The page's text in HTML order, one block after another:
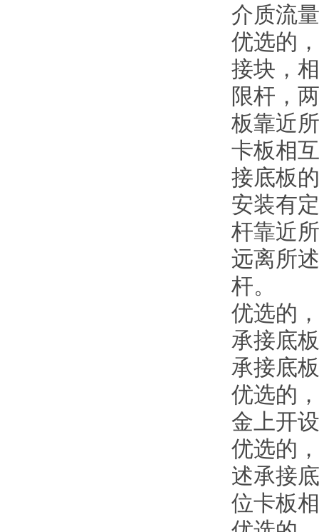
介质流
优选的
接块，
限杆，
板靠近
卡板相
接底板
安装有
杆靠近
远离所
杆。
优选的
承接底
承接底
优选的
金上开
优选的
述承接
位卡板